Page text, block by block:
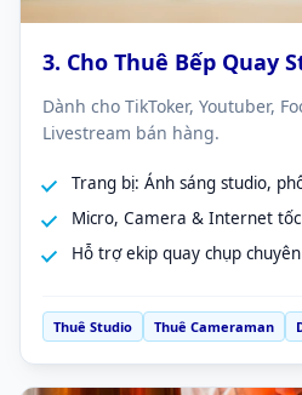
3. Cho Thuê Bếp Quay
Dành cho TikToker, Youtuber,
Livestream bán hàng.
Trang bị: Ánh sáng studio,
Micro, Camera & Internet
Hỗ trợ ekip quay chụp
Thuê Studio Thuê Cameraman